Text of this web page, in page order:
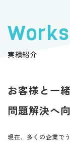
Works
実績紹介
お客様と一
問題解決へ
現在、多くの企業で